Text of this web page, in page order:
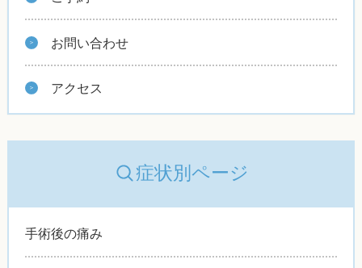
お問い合わせ
アクセス
症状別ページ
手術後の痛み